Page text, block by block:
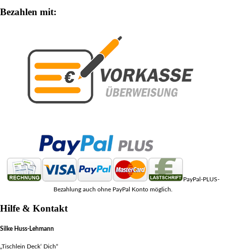
Bezahlen mit:
PayPal-PLUS-
Bezahlung auch ohne PayPal Konto möglich.
Hilfe & Kontakt
Silke Huss-Lehmann
„Tischlein Deck‘ Dich“